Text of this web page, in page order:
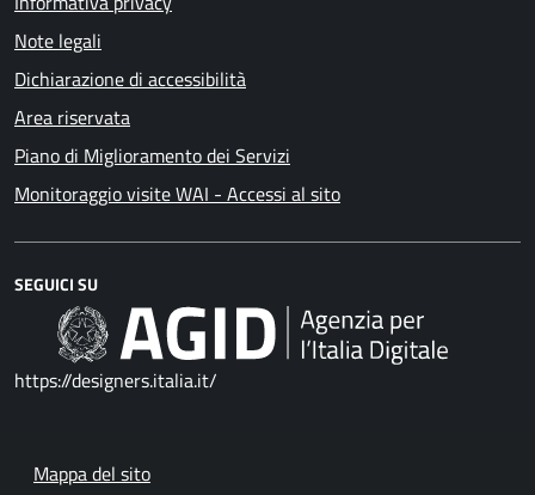
Note legali
Dichiarazione di accessibilità
Area riservata
Piano di Miglioramento dei Servizi
Monitoraggio visite WAI - Accessi al sito
SEGUICI SU
https://designers.italia.it/
Mappa del sito